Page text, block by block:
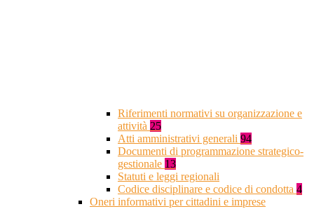
Riferimenti normativi su organizzazione e
attività 25
Atti amministrativi generali 94
Documenti di programmazione strategico-
gestionale 13
Statuti e leggi regionali
Codice disciplinare e codice di condotta 4
Oneri informativi per cittadini e imprese